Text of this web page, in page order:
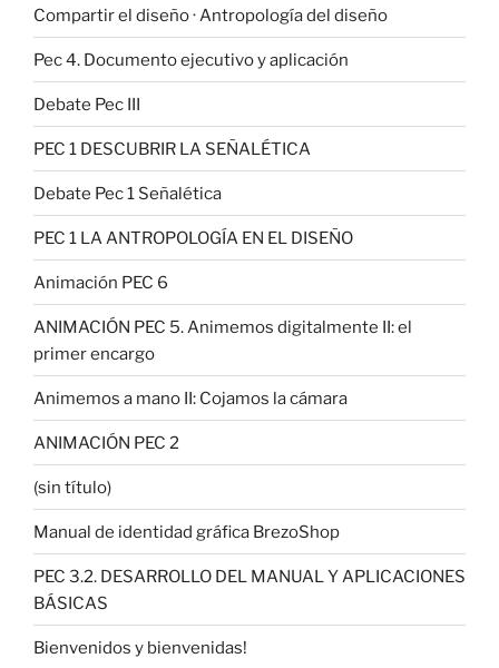
Compartir el diseño · Antropología del diseño
Pec 4. Documento ejecutivo y aplicación
Debate Pec III
PEC 1 DESCUBRIR LA SEÑALÉTICA
Debate Pec 1 Señalética
PEC 1 LA ANTROPOLOGÍA EN EL DISEÑO
Animación PEC 6
ANIMACIÓN PEC 5. Animemos digitalmente II: el
primer encargo
Animemos a mano II: Cojamos la cámara
ANIMACIÓN PEC 2
(sin título)
Manual de identidad gráfica BrezoShop
PEC 3.2. DESARROLLO DEL MANUAL Y APLICACIONES
BÁSICAS
Bienvenidos y bienvenidas!